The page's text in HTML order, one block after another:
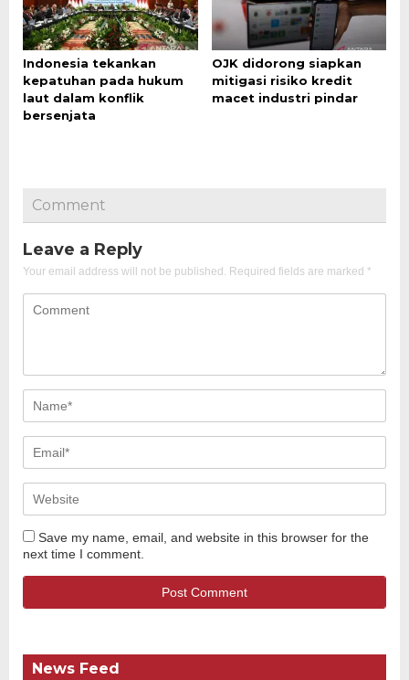
Indonesia tekankan
kepatuhan pada hukum
laut dalam konflik
bersenjata
OJK didorong siapkan
mitigasi risiko kredit
macet industri pindar
Comment
Leave a Reply
Your email address will not be published. Required fields are marked *
Save my name, email, and website in this browser for the
next time I comment.
News Feed